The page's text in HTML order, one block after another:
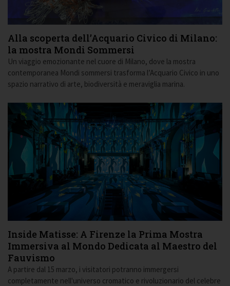
Alla scoperta dell’Acquario Civico di Milano:
la mostra Mondi Sommersi
Un viaggio emozionante nel cuore di Milano, dove la mostra
contemporanea Mondi sommersi trasforma l’Acquario Civico in uno
spazio narrativo di arte, biodiversità e meraviglia marina.
Inside Matisse: A Firenze la Prima Mostra
Immersiva al Mondo Dedicata al Maestro del
Fauvismo
A partire dal 15 marzo, i visitatori potranno immergersi
completamente nell'universo cromatico e rivoluzionario del celebre